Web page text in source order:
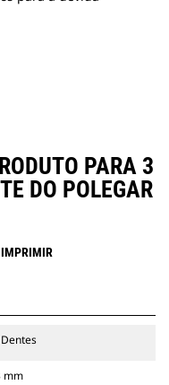
PARA 3
DO POLEGAR
IMPRIMIR
mm